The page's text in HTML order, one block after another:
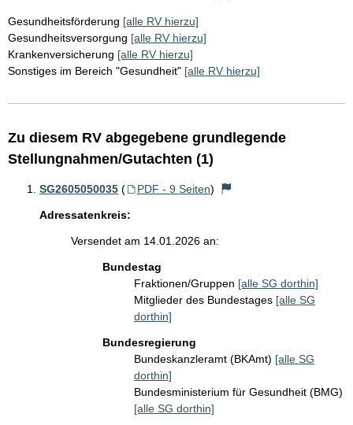
Gesundheitsförderung [alle RV hierzu]
Gesundheitsversorgung [alle RV hierzu]
Krankenversicherung [alle RV hierzu]
Sonstiges im Bereich "Gesundheit" [alle RV hierzu]
Zu diesem RV abgegebene grundlegende
Stellungnahmen/Gutachten (1)
SG2605050035 ( PDF - 9 Seiten)
Adressatenkreis:
Versendet am 14.01.2026 an:
Bundestag
Fraktionen/Gruppen [alle SG dorthin]
Mitglieder des Bundestages [alle SG
dorthin]
Bundesregierung
Bundeskanzleramt (BKAmt) [alle SG
dorthin]
Bundesministerium für Gesundheit (BMG)
[alle SG dorthin]